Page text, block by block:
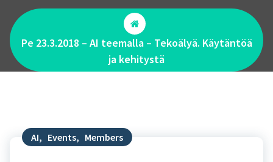
Pe 23.3.2018 – AI teemalla – Tekoälyä. Käytäntöä
ja kehitystä
AI, Events, Members